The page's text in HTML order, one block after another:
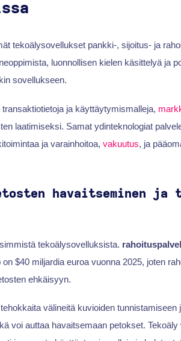
tekoälysovellukset pankki-, sijoitus- ja
luonnollisen kielen käsittelyä ja
sovellukseen.
ja käyttäytymismalleja,
laatimiseksi. Samat ydinteknologiat
ja varainhoitoa, vakuutus, ja
havaitseminen ja
tekoälysovelluksista.
$40 miljardia euroa vuonna 2025, joten
ehkäisyyn.
välineitä kuvioiden tunnistamiseen
voi auttaa havaitsemaan petokset. Tekoäly